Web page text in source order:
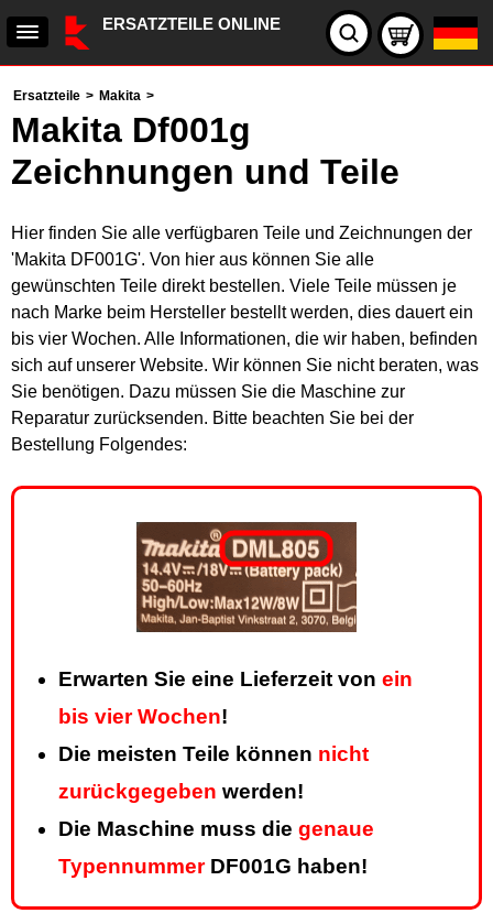
ERSATZTEILE ONLINE
Ersatzteile > Makita >
Makita Df001g
Zeichnungen und Teile
Hier finden Sie alle verfügbaren Teile und Zeichnungen der
'Makita DF001G'. Von hier aus können Sie alle
gewünschten Teile direkt bestellen. Viele Teile müssen je
nach Marke beim Hersteller bestellt werden, dies dauert ein
bis vier Wochen. Alle Informationen, die wir haben, befinden
sich auf unserer Website. Wir können Sie nicht beraten, was
Sie benötigen. Dazu müssen Sie die Maschine zur
Reparatur zurücksenden. Bitte beachten Sie bei der
Bestellung Folgendes:
Erwarten Sie eine Lieferzeit von ein
bis vier Wochen!
Die meisten Teile können nicht
zurückgegeben werden!
Die Maschine muss die genaue
TypennummerDF001G haben!